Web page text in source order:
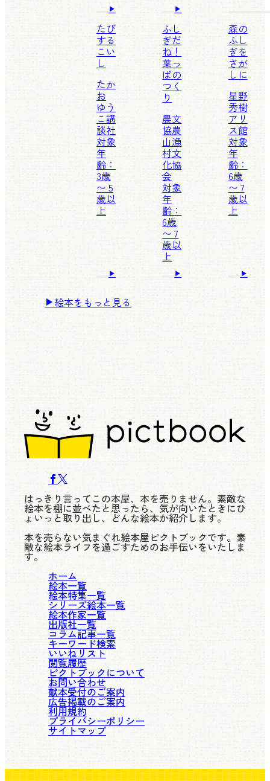
たび
する
こい
し
たか
お
ゆう
こ講
談社
対象
年
齢：
3歳
〜 5
歳以
上
ふし
ぎだ
ね！
葉っ
ぱの
つく
り
農文
協農
山漁
村文
化協
会
対象
年
齢：
6歳
〜 7
歳以
上
森の
ふし
ぎを
さが
しに
星野
秀樹
アリ
ス館
対象
年
齢：
6歳
〜 7
歳以
上
絵本をもっと見る
はっきり言ってこの本屋、本を売りません。素敵な
絵本を棚に並べたと思ったら、気が向いたときにひ
ょいっと取り出し、どんな絵本か紹介します。
本を売らない気まぐれ絵本屋ピクトブックです。素
敵な絵本ライフを過ごすためのお手伝いをいたしま
す。
ホーム
絵本一覧
絵本特集一覧
シリーズ絵本一覧
絵本作家一覧
出版社一覧
コラム記事一覧
キーワード検索
いいねリスト
閲覧履歴
ピクトブックについて
お問い合わせ
献本受付のご案内
広告掲載のご案内
利用規約
プライバシーポリシー
サイトマップ